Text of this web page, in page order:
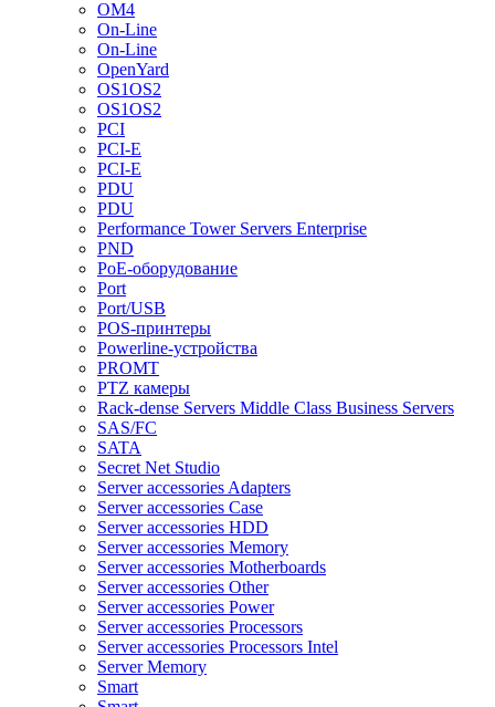
OM4
On-Line
On-Line
OpenYard
OS1OS2
OS1OS2
PCI
PCI-E
PCI-E
PDU
PDU
Performance Tower Servers Enterprise
PND
PoE-оборудование
Port
Port/USB
POS-принтеры
Powerline-устройства
PROMT
PTZ камеры
Rack-dense Servers Middle Class Business Servers
SAS/FC
SATA
Secret Net Studio
Server accessories Adapters
Server accessories Case
Server accessories HDD
Server accessories Memory
Server accessories Motherboards
Server accessories Other
Server accessories Power
Server accessories Processors
Server accessories Processors Intel
Server Memory
Smart